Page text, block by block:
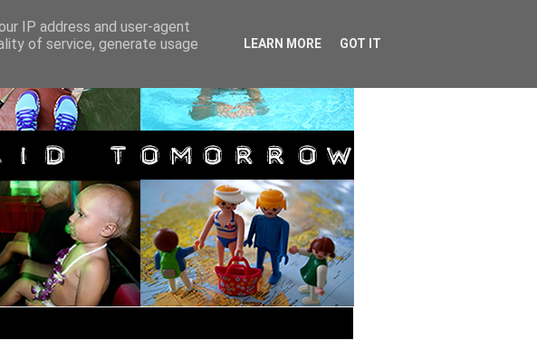
IP address and user-agent
of service, generate usage
LEARN MORE GOT IT